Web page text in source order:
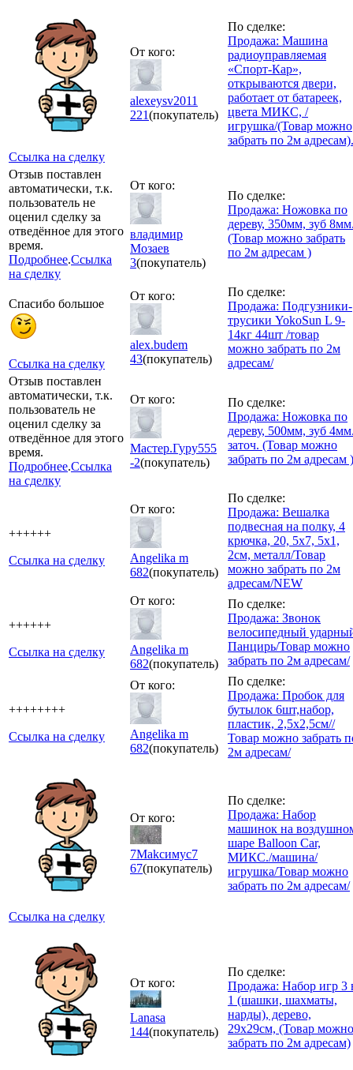
Ссылка на сделку
От кого:
alexeysv2011
221(покупатель)
По сделке:
Продажа: Машина
радиоуправляемая
«Спорт-Кар»,
открываются двери,
работает от батареек,
цвета МИКС, /
игрушка/(Товар можно
забрать по 2м адресам).
Отзыв поставлен
автоматически, т.к.
пользователь не
оценил сделку за
отведённое для этого
время.
Подробнее.Ссылка
на сделку
От кого:
владимир
Мозаев
3(покупатель)
По сделке:
Продажа: Ножовка по
дереву, 350мм, зуб
(Товар можно забрать
по 2м адресам )
Спасибо большое
Ссылка на сделку
От кого:
alex.budem
43(покупатель)
По сделке:
Продажа: Подгузники-
трусики YokoSun L 9-
14кг 44шт /товар
можно забрать по 2м
адресам/
Отзыв поставлен
автоматически, т.к.
пользователь не
оценил сделку за
отведённое для этого
время.
Подробнее.Ссылка
на сделку
От кого:
Мастер.Гуру555
-2(покупатель)
По сделке:
Продажа: Ножовка по
дереву, 500мм, зуб
заточ. (Товар можно
забрать по 2м адресам )
++++++
Ссылка на сделку
От кого:
Angelika m
682(покупатель)
По сделке:
Продажа: Вешалка
подвесная на полку, 4
крючка, 20, 5х7, 5х1,
2см, металл/Товар
можно забрать по 2м
адресам/NEW
++++++
Ссылка на сделку
От кого:
Angelika m
682(покупатель)
По сделке:
Продажа: Звонок
велосипедный
Панцирь/Товар можно
забрать по 2м адресам/
++++++++
Ссылка на сделку
От кого:
Angelika m
682(покупатель)
По сделке:
Продажа: Пробок для
бутылок 6шт,набор,
пластик, 2,5х2,5см//
Товар можно забрать
2м адресам/
Ссылка на сделку
От кого:
7Makcимус7
67(покупатель)
По сделке:
Продажа: Набор
машинок на
шаре Balloon Car,
МИКС./машина/
игрушка/Товар можно
забрать по 2м адресам/
От кого:
Lanasa
144(покупатель)
По сделке:
Продажа: Набор игр 3
1 (шашки, шахматы,
нарды), дерево,
29х29см, (Товар можно
забрать по 2м адресам)